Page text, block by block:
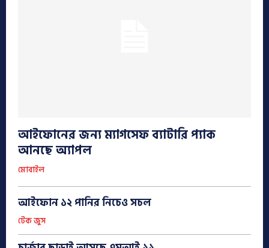
আইফোনের জন্য ম্যাগসেফ ব্যাটারি প্যাক
আনছে অ্যাপল
মোবাইল
আইফোন ১২ পানির নিচেও সচল
টেক জুস